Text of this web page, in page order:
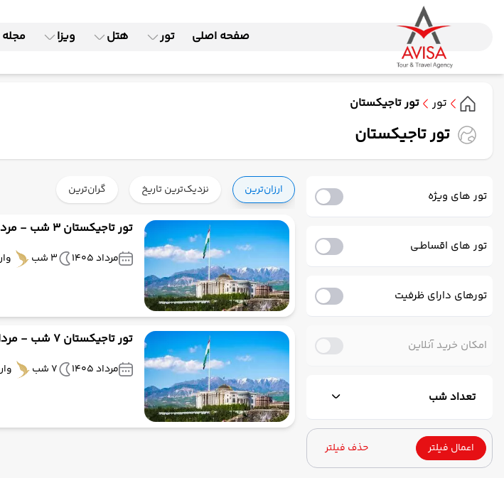
صفحه اصلی تور هتل ویزا
تور تور تاجیکستان
تور تاجیکستان
تور های ویژه
تور های اقساطـی
تورهای دارای ظرفیت
امکان خرید آنلاین
تعداد شب
اعمال فیلتر حذف فیلتر
ارزان‌ترین نزدیک‌ترین تاریخ گران‌ترین
تور تاجیکستان 3 شب - مرداد ماه 1405 ( وارش )
مرداد 1405 3 شب
تور تاجیکستان 7 شب - مرداد ماه 1405 ( وارش )
مرداد 1405 7 شب